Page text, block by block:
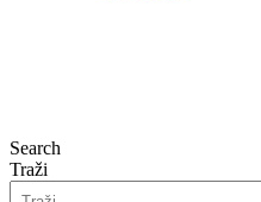
Search
Traži